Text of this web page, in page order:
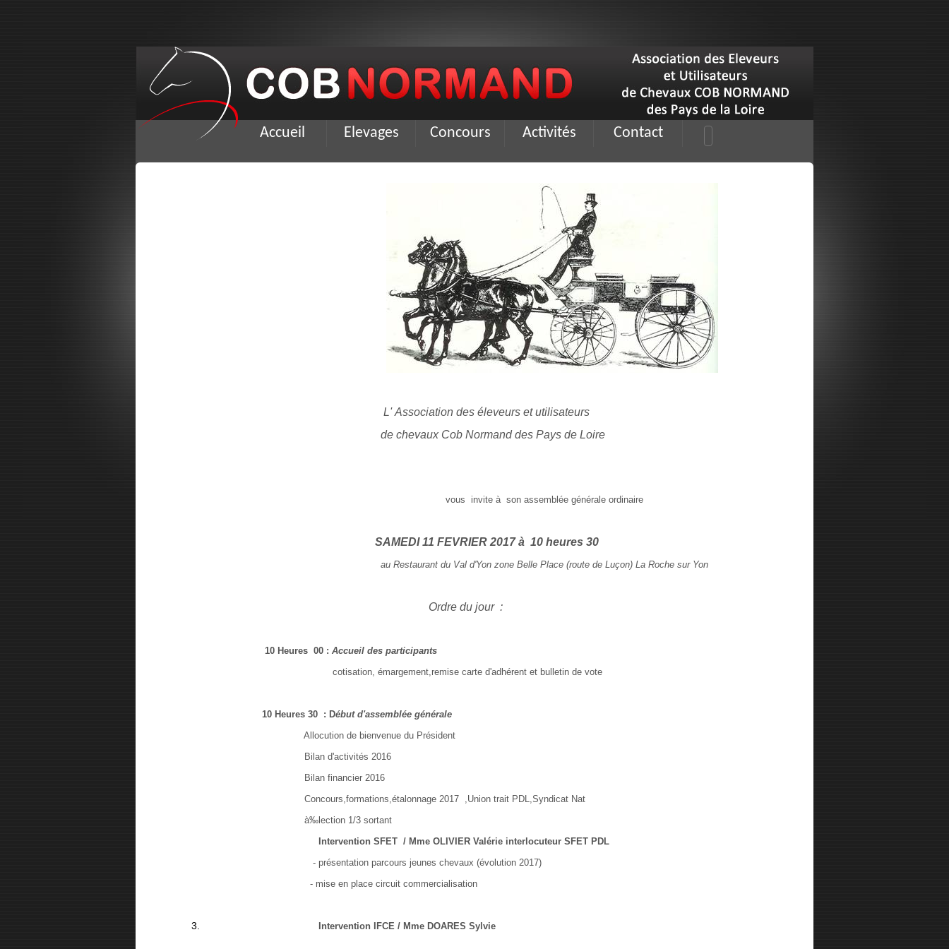
Accueil Elevages Concours Activités Contact
L' Association des éleveurs et utilisateurs
de chevaux Cob Normand des Pays de Loire
vous invite à son assemblée générale ordinaire
SAMEDI 11 FEVRIER 2017 à 10 heures 30
au Restaurant du Val d'Yon zone Belle Place (route de Luçon) La Roche sur Yon
Ordre du jour :
10 Heures 00 : Accueil des participants
cotisation, émargement,remise carte d'adhérent et bulletin de vote
10 Heures 30 : Début d'assemblée générale
Allocution de bienvenue du Président
Bilan d'activités 2016
Bilan financier 2016
Concours,formations,étalonnage 2017 ,Union trait PDL,Syndicat Nat
à‰lection 1/3 sortant
Intervention SFET / Mme OLIVIER Valérie interlocuteur SFET PDL
- présentation parcours jeunes chevaux (évolution 2017)
- mise en place circuit commercialisation
Intervention IFCE / Mme DOARES Sylvie